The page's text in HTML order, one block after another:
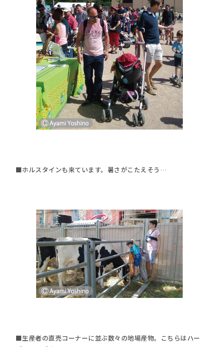
■ホルスタインも来ています。暑さがこたえそう…
■生産者の直売コーナーに並ぶ数々の地場産物。こちらはハー